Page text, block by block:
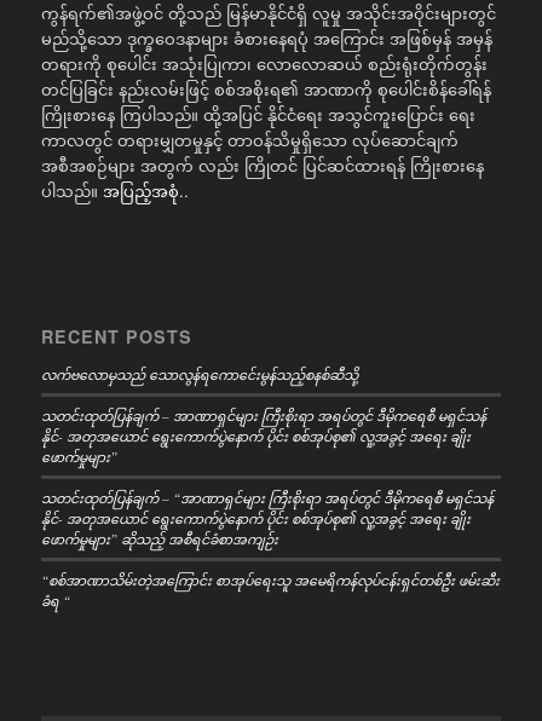
ကွန်ရက်၏အဖွဲ့ဝင် တို့သည် မြန်မာနိုင်ငံရှိ လူမှု အသိုင်းအဝိုင်းများတွင်
မည်သို့သော ဒုက္ခဝေဒနာများ ခံစားနေရပုံ အကြောင်း အဖြစ်မှန် အမှန်
တရားကို စုပေါင်း အသုံးပြုကာ၊ လောလောဆယ် စည်းရုံးတိုက်တွန်း
တင်ပြခြင်း နည်းလမ်းဖြင့် စစ်အစိုးရ၏ အာဏာကို စုပေါင်းစိန်ခေါ်ရန်
ကြိုးစားနေ ကြပါသည်။ ထို့အပြင် နိုင်ငံရေး အသွင်ကူးပြောင်း ရေး
ကာလတွင် တရားမျှတမှုနှင့် တာဝန်သိမှုရှိသော လုပ်ဆောင်ချက်
အစီအစဉ်များ အတွက် လည်း ကြိုတင် ပြင်ဆင်ထားရန် ကြိုးစားနေ
ပါသည်။ အပြည့်အစုံ..
RECENT POSTS
လက်ဗလောမှသည် သောလွန်ရကောင်ေးမွန်သည့်စနစ်ဆီသို့
သတင်းထုတ်ပြန်ချက် – အာဏာရှင်များ ကြီးစိုးရာ အရပ်တွင် ဒီမိုကရေစီ မရှင်သန်
နိုင်- အတုအယောင် ရွေးကောက်ပွဲနောက် ပိုင်း စစ်အုပ်စု၏ လူ့အခွင့် အရေး ချိုး
ဖောက်မှုများ”
သတင်းထုတ်ပြန်ချက် – “အာဏာရှင်များ ကြီးစိုးရာ အရပ်တွင် ဒီမိုကရေစီ မရှင်သန်
နိုင်- အတုအယောင် ရွေးကောက်ပွဲနောက် ပိုင်း စစ်အုပ်စု၏ လူ့အခွင့် အရေး ချိုး
ဖောက်မှုများ” ဆိုသည့် အစီရင်ခံစာအကျဉ်း
“စစ်အာဏာသိမ်းတဲ့အကြောင်း စာအုပ်ရေးသူ အမေရိကန်လုပ်ငန်းရှင်တစ်ဦး ဖမ်းဆီး
ခံရ “